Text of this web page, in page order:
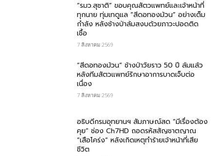
“รมว.สุชาติ” ขอบคุณสัตวแพทย์และเจ้าหน้าที่
ทุกนาย ทุ่มเทดูแล “สีดอทองม้วน” อย่างเต็ม
กำลัง หลังช้างป่าล้มสงบด้วยภาวะปอดติด
เชื้อ
7 สิงหาคม 2569
“สีดอทองม้วน” ช้างป่าวัยราว 50 ปี ล้มแล้ว
หลังทีมสัตวแพทย์รักษาอาการบาดเจ็บต่อ
เนื่อง
7 สิงหาคม 2569
อธิบดีกรมอุทยานฯ สัมภาษณ์สด “มีเรื่องต้อง
คุย” ช่อง Ch7HD ถอดรหัสสัญชาตญาณ
“เสือโคร่ง” หลังเกิดเหตุทำร้ายเจ้าหน้าที่เสีย
ชีวิต